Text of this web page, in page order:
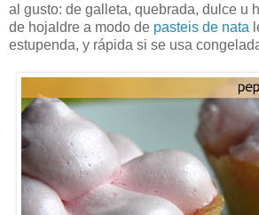
al gusto: de galleta, quebrada, dulce u
de hojaldre a modo de pasteis de nata
estupenda, y rápida si se usa